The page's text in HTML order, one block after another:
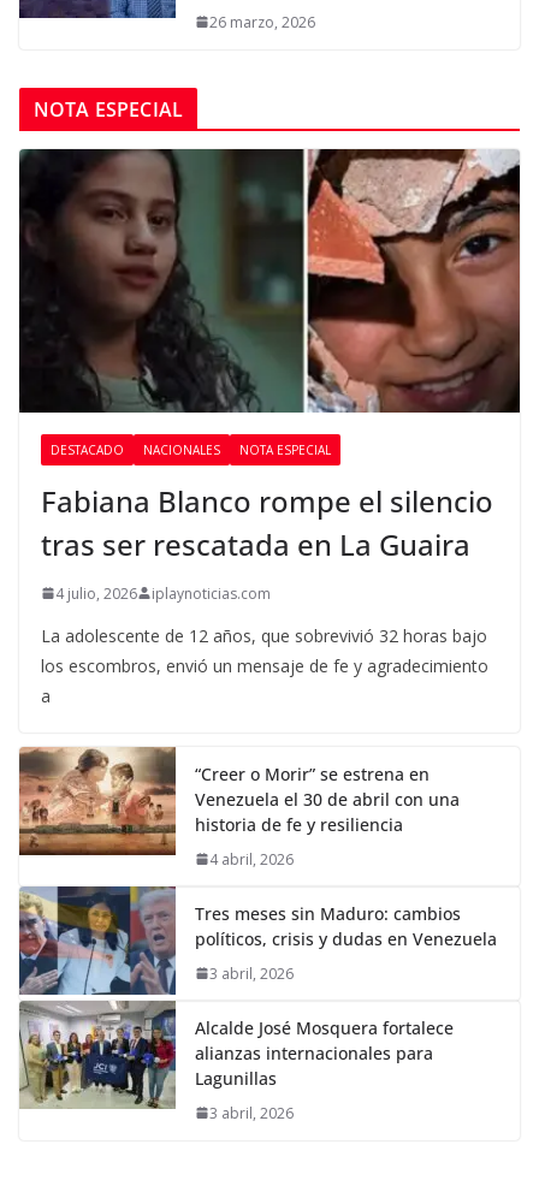
26 marzo, 2026
NOTA ESPECIAL
DESTACADO NACIONALES NOTA ESPECIAL
Fabiana Blanco rompe el silencio
tras ser rescatada en La Guaira
4 julio, 2026 iplaynoticias.com
La adolescente de 12 años, que sobrevivió 32 horas bajo
los escombros, envió un mensaje de fe y agradecimiento
a
“Creer o Morir” se estrena en
Venezuela el 30 de abril con una
historia de fe y resiliencia
4 abril, 2026
Tres meses sin Maduro: cambios
políticos, crisis y dudas en Venezuela
3 abril, 2026
Alcalde José Mosquera fortalece
alianzas internacionales para
Lagunillas
3 abril, 2026